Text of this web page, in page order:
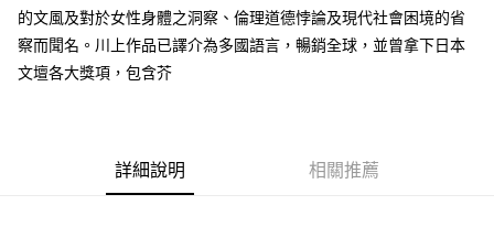
的文風及對於女性身體之洞察、倫理道德悖論及現代社會困境的省
察而聞名。川上作品已譯介為多國語言，暢銷全球，並曾拿下日本
文壇各大獎項，包含芥
詳細說明 相關推薦